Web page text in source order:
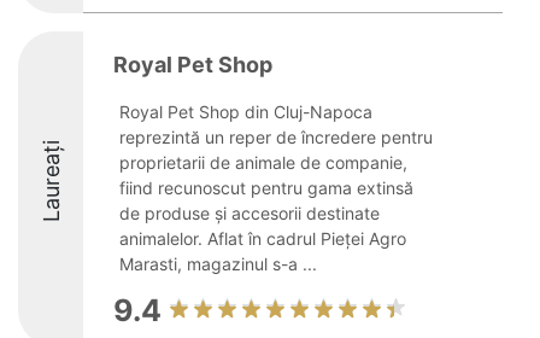
Laureați
Royal Pet Shop
Royal Pet Shop din Cluj-Napoca
reprezintă un reper de încredere pentru
proprietarii de animale de companie,
fiind recunoscut pentru gama extinsă
de produse și accesorii destinate
animalelor. Aflat în cadrul Pieței Agro
Marasti, magazinul s-a ...
9.4